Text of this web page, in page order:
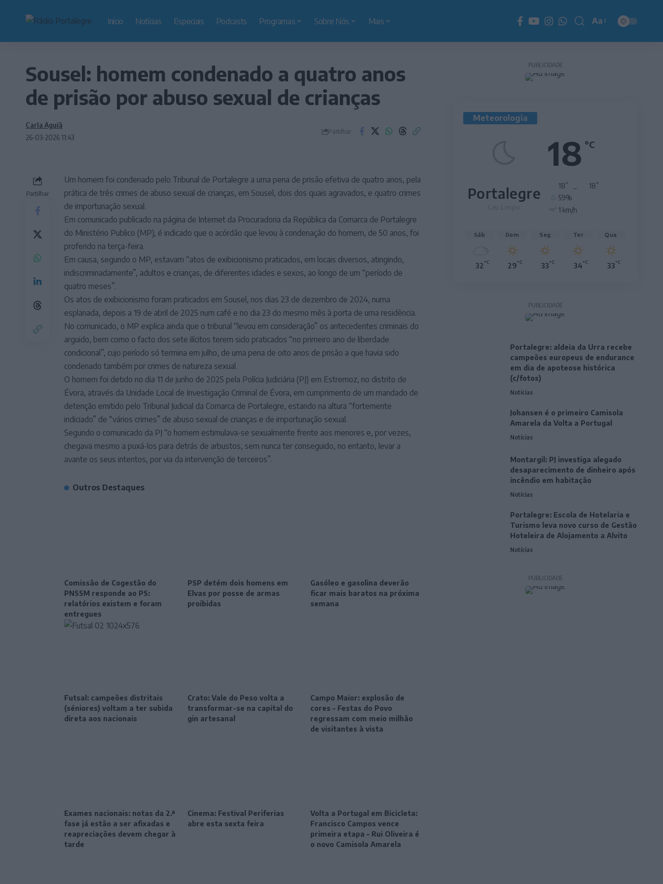
Início Notícias Especiais Podcasts Programas Sobre Nós Mais
Redimensionador
de
Aa
Sousel: homem condenado a quatro anos
de prisão por abuso sexual de crianças
26-03-2026 11:43
Carla Aguiã
Partilhar
Partilhar
Um homem foi condenado pelo Tribunal de Portalegre a uma pena de prisão efetiva de quatro anos, pela
prática de três crimes de abuso sexual de crianças, em Sousel, dois dos quais agravados, e quatro crimes
de importunação sexual.
Em comunicado publicado na página de Internet da Procuradoria da República da Comarca de Portalegre
do Ministério Publico (MP), é indicado que o acórdão que levou à condenação do homem, de 50 anos, foi
proferido na terça-feira.
Em causa, segundo o MP, estavam “atos de exibicionismo praticados, em locais diversos, atingindo,
indiscriminadamente”, adultos e crianças, de diferentes idades e sexos, ao longo de um “período de
quatro meses”.
Os atos de exibicionismo foram praticados em Sousel, nos dias 23 de dezembro de 2024, numa
esplanada, depois a 19 de abril de 2025 num café e no dia 23 do mesmo mês à porta de uma residência.
No comunicado, o MP explica ainda que o tribunal “levou em consideração” os antecedentes criminais do
arguido, bem como o facto dos sete ilícitos terem sido praticados “no primeiro ano de liberdade
condicional”, cujo período só termina em julho, de uma pena de oito anos de prisão a que havia sido
condenado também por crimes de natureza sexual.
O homem foi detido no dia 11 de junho de 2025 pela Polícia Judiciária (PJ) em Estremoz, no distrito de
Évora, através da Unidade Local de Investigação Criminal de Évora, em cumprimento de um mandado de
detenção emitido pelo Tribunal Judicial da Comarca de Portalegre, estando na altura “fortemente
indiciado” de “vários crimes” de abuso sexual de crianças e de importunação sexual.
Segundo o comunicado da PJ “o homem estimulava-se sexualmente frente aos menores e, por vezes,
chegava mesmo a puxá-los para detrás de arbustos, sem nunca ter conseguido, no entanto, levar a
avante os seus intentos, por via da intervenção de terceiros”.
Outros Destaques
Comissão de Cogestão do
PNSSM responde ao PS:
relatórios existem e foram
entregues
PSP detém dois homens em
Elvas por posse de armas
proibidas
Gasóleo e gasolina deverão
ficar mais baratos na próxima
semana
Futsal: campeões distritais
(séniores) voltam a ter subida
direta aos nacionais
Crato: Vale do Peso volta a
transformar-se na capital do
gin artesanal
Campo Maior: explosão de
cores – Festas do Povo
regressam com meio milhão
de visitantes à vista
Exames nacionais: notas da 2.ª
fase já estão a ser afixadas e
reapreciações devem chegar à
tarde
Cinema: Festival Periferias
abre esta sexta feira
Volta a Portugal em Bicicleta:
Francisco Campos vence
primeira etapa – Rui Oliveira é
o novo Camisola Amarela
PUBLICIDADE
Meteorologia
18 °C
Portalegre 18° 18°
59%
1 km/h
Sáb
32°C
Dom
29°C
Seg
33°C
Ter
34°C
Qua
33°C
PUBLICIDADE
Portalegre: aldeia da Urra recebe
campeões europeus de endurance
em dia de apoteose histórica
(c/fotos)
Notícias
Johansen é o primeiro Camisola
Amarela da Volta a Portugal
Notícias
Montargil: PJ investiga alegado
desaparecimento de dinheiro após
incêndio em habitação
Notícias
Portalegre: Escola de Hotelaria e
Turismo leva novo curso de Gestão
Hoteleira de Alojamento a Alvito
Notícias
PUBLICIDADE